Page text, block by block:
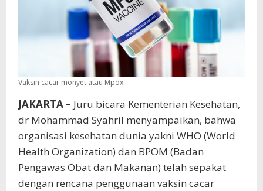
Vaksin cacar monyet atau Mpox.
JAKARTA – Juru bicara Kementerian Kesehatan,
dr Mohammad Syahril menyampaikan, bahwa
organisasi kesehatan dunia yakni WHO (World
Health Organization) dan BPOM (Badan
Pengawas Obat dan Makanan) telah sepakat
dengan rencana penggunaan vaksin cacar